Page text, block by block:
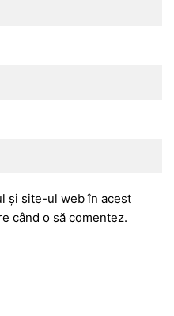
și site-ul web în acest
când o să comentez.